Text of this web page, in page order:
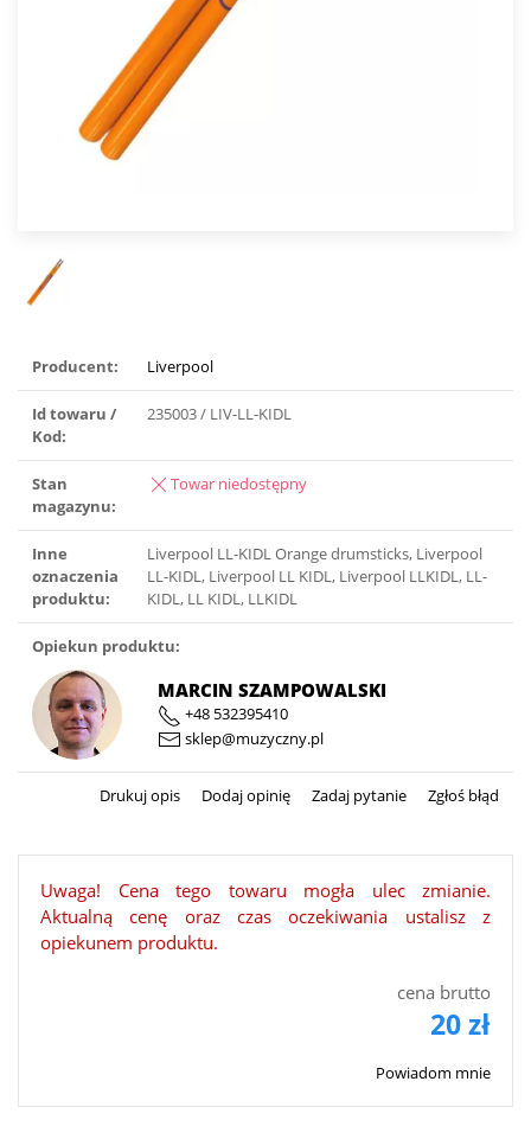
Producent: Liverpool
Id towaru /
Kod:
235003 / LIV-LL-KIDL
Stan
magazynu:
Towar niedostępny
Inne
oznaczenia
produktu:
Liverpool LL-KIDL Orange drumsticks, Liverpool
LL-KIDL, Liverpool LL KIDL, Liverpool LLKIDL, LL-
KIDL, LL KIDL, LLKIDL
Opiekun produktu:
MARCIN SZAMPOWALSKI
+48 532395410
sklep@muzyczny.pl
Drukuj opis Dodaj opinię Zadaj pytanie Zgłoś błąd
Uwaga! Cena tego towaru mogła ulec zmianie.
Aktualną cenę oraz czas oczekiwania ustalisz z
opiekunem produktu.
cena brutto
20 zł
Powiadom mnie